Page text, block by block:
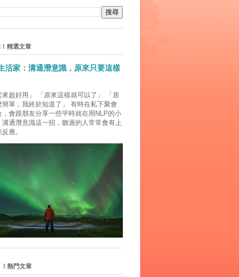
精選文章
活家：溝通潛意識，原來只要這樣
來超好用」 「原來這樣就可以了」 「居
簡單，我終於知道了」 有時在私下聚會
，會跟朋友分享一些平時就在用NLP的小
溝通潛意識這一招，聽過的人常常會有上
應。
熱門文章